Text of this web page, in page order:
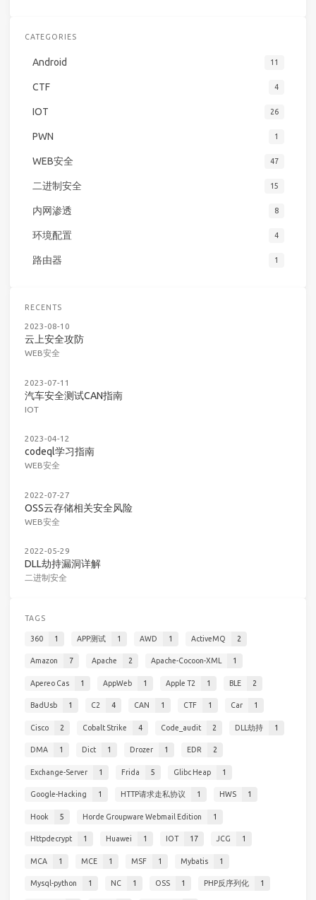
CATEGORIES
Android 11
CTF 4
IOT 26
PWN 1
WEB安全 47
二进制安全 15
内网渗透 8
环境配置 4
路由器 1
RECENTS
2023-08-10
云上安全攻防
WEB安全
2023-07-11
汽车安全测试CAN指南
IOT
2023-04-12
codeql学习指南
WEB安全
2022-07-27
OSS云存储相关安全风险
WEB安全
2022-05-29
DLL劫持漏洞详解
二进制安全
TAGS
360 1 APP测试 1 AWD 1 ActiveMQ 2
Amazon 7 Apache 2 Apache-Cocoon-XML 1
Apereo Cas 1 AppWeb 1 Apple T2 1 BLE 2
BadUsb 1 C2 4 CAN 1 CTF 1 Car 1
Cisco 2 Cobalt Strike 4 Code_audit 2 DLL劫持 1
DMA 1 Dict 1 Drozer 1 EDR 2
Exchange-Server 1 Frida 5 Glibc Heap 1
Google-Hacking 1 HTTP请求走私协议 1 HWS 1
Hook 5 Horde Groupware Webmail Edition 1
Httpdecrypt 1 Huawei 1 IOT 17 JCG 1
MCA 1 MCE 1 MSF 1 Mybatis 1
Mysql-python 1 NC 1 OSS 1 PHP反序列化 1